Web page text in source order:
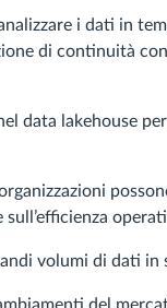
i dati in
di continuità
data lakehouse
volumi di dati in